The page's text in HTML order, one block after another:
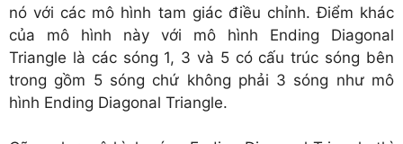
nó với các mô hình tam giác điều chỉnh. Điểm khác
của mô hình này với mô hình Ending Diagonal
Triangle là các sóng 1, 3 và 5 có cấu trúc sóng bên
trong gồm 5 sóng chứ không phải 3 sóng như mô
hình Ending Diagonal Triangle.